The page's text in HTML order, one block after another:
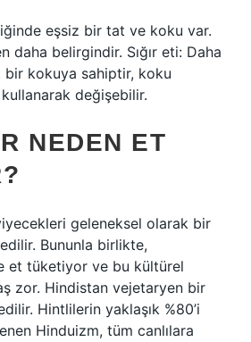
eşsiz bir tat ve koku var.
daha belirgindir. Sığır eti: Daha
kokuya sahiptir, koku
değişebilir.
NEDEN ET
geleneksel olarak bir
Bununla birlikte,
et tüketiyor ve bu kültürel
zor. Hindistan vejetaryen bir
Hintlilerin yaklaşık %80’i
Hinduizm, tüm canlılara